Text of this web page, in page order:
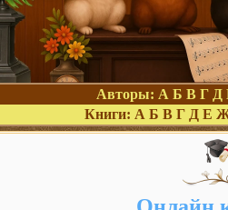
Авторы: А Б В Г Д
Книги: А Б В Г Д Е